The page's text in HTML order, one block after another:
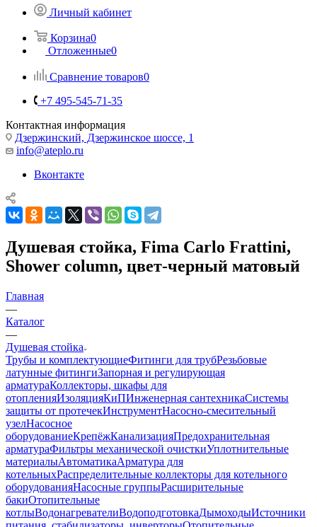
Личный кабинет
Корзина0
Отложенные0
Сравнение товаров0
+7 495-545-71-35
Контактная информация
Дзержинский, Дзержинское шоссе, 1
info@ateplo.ru
Вконтакте
Душевая стойка, Fima Carlo Frattini,
Shower column, цвет-черный матовый
Главная
—
Каталог
—
Душевая стойка
Трубы и комплектующиеФитинги для трубРезьбовые
латунные фитингиЗапорная и регулирующая
арматураКоллекторы, шкафы для
отопленияИзоляцияКиПИнженерная сантехникаСистемы
защиты от протечекИнструментНасосно-смесительный
узелНасосное
оборудованиеКрепёжКанализацияПредохранительная
арматураФильтры механической очисткиУплотнительные
материалыАвтоматикаАрматура для
котельныхРаспределительные коллекторы для котельного
оборудованияНасосные группыРасширительные
бакиОтопительные
котлыВодонагревателиВодоподготовкаДымоходыИсточники